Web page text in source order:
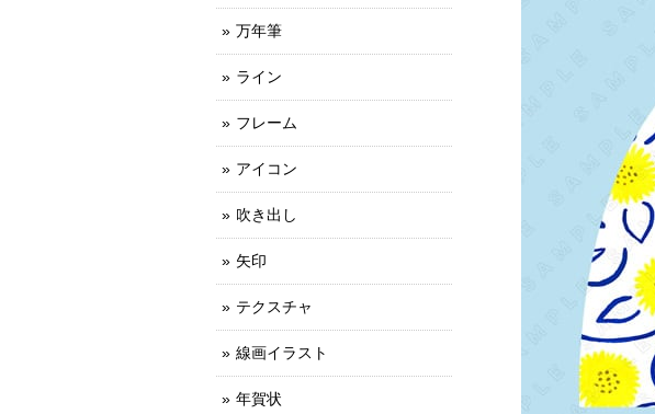
万年筆
ライン
フレーム
アイコン
吹き出し
矢印
テクスチャ
線画イラスト
年賀状